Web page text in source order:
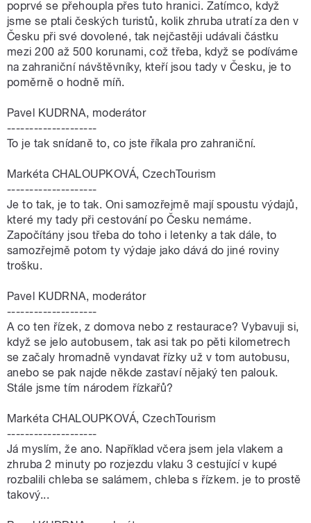
poprvé se přehoupla přes tuto hranici. Zatímco, když
jsme se ptali českých turistů, kolik zhruba utratí za den v
Česku při své dovolené, tak nejčastěji udávali částku
mezi 200 až 500 korunami, což třeba, když se podíváme
na zahraniční návštěvníky, kteří jsou tady v Česku, je to
poměrně o hodně míň.
Pavel KUDRNA, moderátor
--------------------
To je tak snídaně to, co jste říkala pro zahraniční.
Markéta CHALOUPKOVÁ, CzechTourism
--------------------
Je to tak, je to tak. Oni samozřejmě mají spoustu výdajů,
které my tady při cestování po Česku nemáme.
Započítány jsou třeba do toho i letenky a tak dále, to
samozřejmě potom ty výdaje jako dává do jiné roviny
trošku.
Pavel KUDRNA, moderátor
--------------------
A co ten řízek, z domova nebo z restaurace? Vybavuji si,
když se jelo autobusem, tak asi tak po pěti kilometrech
se začaly hromadně vyndavat řízky už v tom autobusu,
anebo se pak najde někde zastaví nějaký ten palouk.
Stále jsme tím národem řízkařů?
Markéta CHALOUPKOVÁ, CzechTourism
--------------------
Já myslím, že ano. Například včera jsem jela vlakem a
zhruba 2 minuty po rozjezdu vlaku 3 cestující v kupé
rozbalili chleba se salámem, chleba s řízkem. je to prostě
takový...